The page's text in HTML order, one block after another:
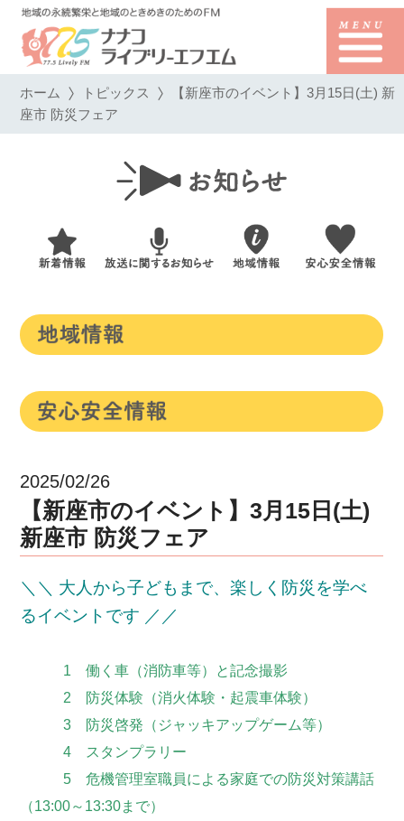
ホーム トピックス 【新座市のイベント】3月15日(土) 新
座市 防災フェア
2025/02/26
【新座市のイベント】3月15日(土)
新座市 防災フェア
＼＼ 大人から子どもまで、楽しく防災を学べ
るイベントです ／／
1 働く車（消防車等）と記念撮影
2 防災体験（消火体験・起震車体験）
3 防災啓発（ジャッキアップゲーム等）
4 スタンプラリー
5 危機管理室職員による家庭での防災対策講話
（13:00～13:30まで）